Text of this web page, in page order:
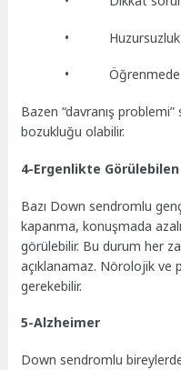
• Huzursuzluk
• Öğrenmede
Bazen “davranış
bozukluğu olabilir.
4-Ergenlikte
Bazı Down sendromlu
kapanma, konuşmada
görülebilir. Bu durum her
açıklanamaz. Nörolojik ve
gerekebilir.
5-Alzheimer
Down sendromlu